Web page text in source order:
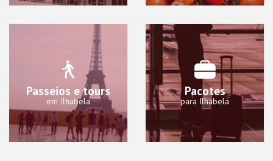
Passeios e tours
em Ilhabela
Pacotes
para Ilhabela